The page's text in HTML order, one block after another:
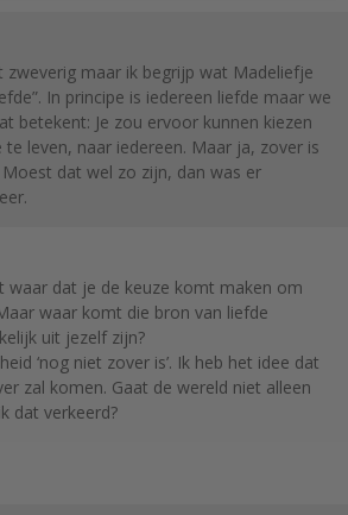
zweverig maar ik begrijp wat Madeliefje
In principe is iedereen liefde maar we
betekent: Je zou ervoor kunnen kiezen
leven, naar iedereen. Maar ja, zover is
dat wel zo zijn, dan was er
waar dat je de keuze komt maken om
waar komt die bron van liefde
uit jezelf zijn?
‘nog niet zover is’. Ik heb het idee dat
zal komen. Gaat de wereld niet alleen
dat verkeerd?